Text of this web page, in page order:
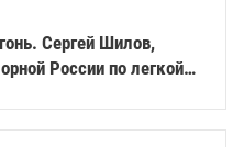
Сергей Шилов,
России по легкой